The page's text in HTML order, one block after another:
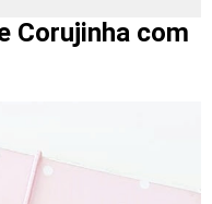
Corujinha com